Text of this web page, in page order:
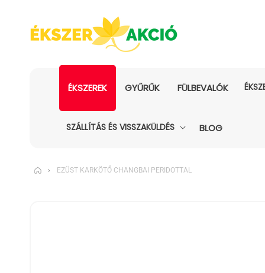
ÉKSZEREK GYŰRŰK FÜLBEVALÓK
SZÁLLÍTÁS ÉS VISSZAKÜLDÉS BLOG
› EZÜST KARKÖTŐ CHANGBAI PERIDOTTAL